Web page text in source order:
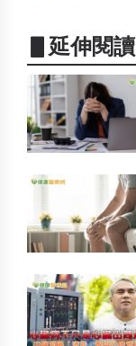
▋延伸閱讀